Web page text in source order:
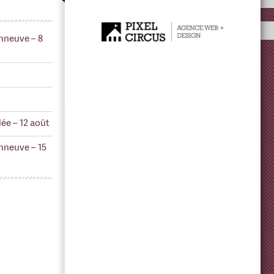
– 8
– 12 août
– 15